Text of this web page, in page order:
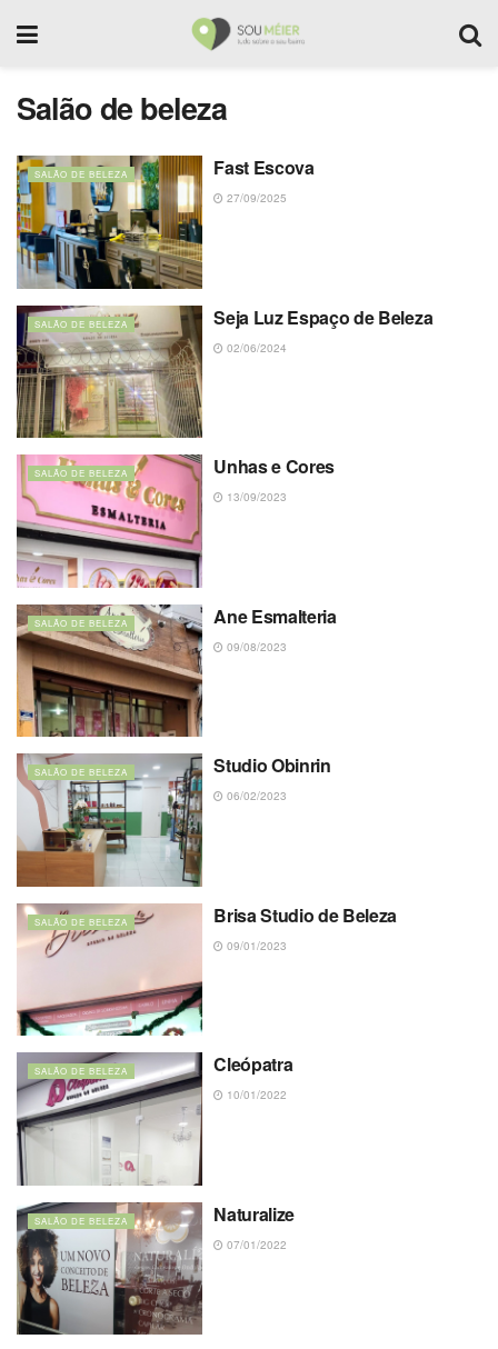
Salão de beleza
SALÃO DE BELEZA Fast Escova
27/09/2025
SALÃO DE BELEZA Seja Luz Espaço de Beleza
02/06/2024
SALÃO DE BELEZA Unhas e Cores
13/09/2023
SALÃO DE BELEZA Ane Esmalteria
09/08/2023
SALÃO DE BELEZA Studio Obinrin
06/02/2023
SALÃO DE BELEZA Brisa Studio de Beleza
09/01/2023
SALÃO DE BELEZA Cleópatra
10/01/2022
SALÃO DE BELEZA Naturalize
07/01/2022